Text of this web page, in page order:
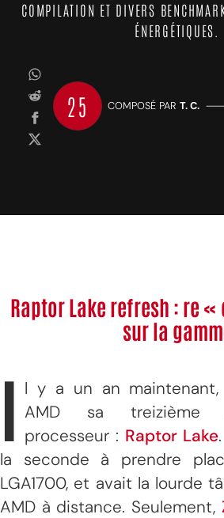
COMPILATION ET DIVERS
ÉNERGÉTIQUES.
25 COMPOSÉ PAR T. C.
Raptor Lake refresh : re
sur la
I l y a un an
AMD sa treizième
processeur : Raptor Lake
la seconde à prendre
LGA1700, et avait la lourde
AMD à distance. Seulement,